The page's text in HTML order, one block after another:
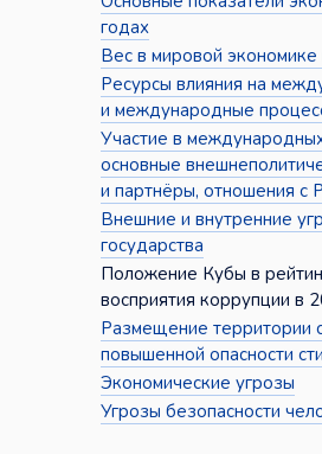
годах
Вес в мировой
Ресурсы влияния на
и международные
Участие в
основные
и партнёры, отношения с
Внешние и внутренние
государства
Положение Кубы в
восприятия коррупции в
Размещение территории
повышенной опасности
Экономические угрозы
Угрозы безопасности